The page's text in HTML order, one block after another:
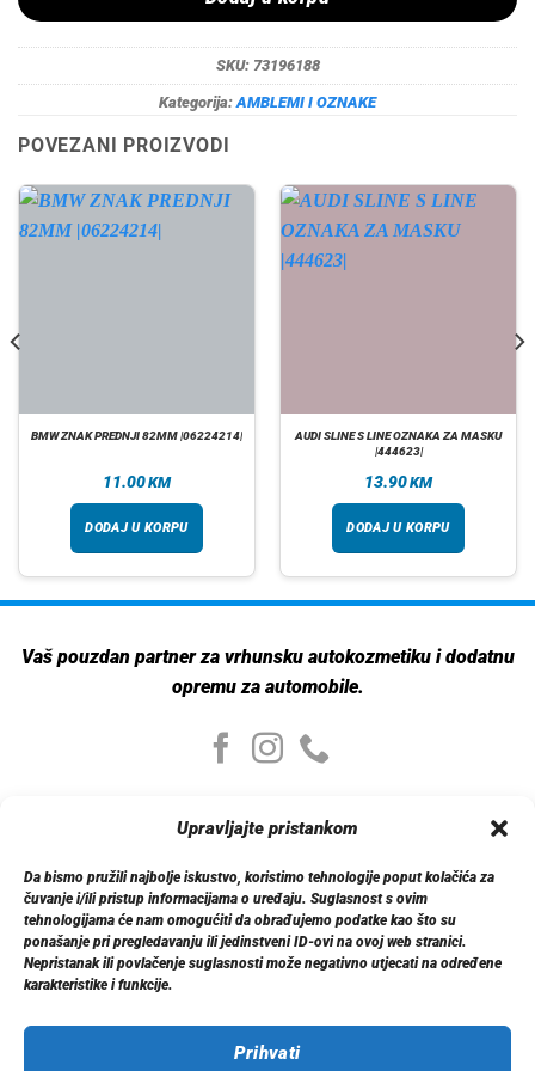
Upravljajte pristankom
Da bismo pružili najbolje iskustvo, koristimo tehnologije poput kolačića za
čuvanje i/ili pristup informacijama o uređaju. Suglasnost s ovim
tehnologijama će nam omogućiti da obrađujemo podatke kao što su
ponašanje pri pregledavanju ili jedinstveni ID-ovi na ovoj web stranici.
Nepristanak ili povlačenje suglasnosti može negativno utjecati na određene
karakteristike i funkcije.
Prihvati
SKU: 73196188
Kategorija: AMBLEMI I OZNAKE
POVEZANI PROIZVODI
BMW ZNAK PREDNJI 82MM |06224214|
11.00KM
DODAJ U KORPU
AUDI SLINE S LINE OZNAKA ZA MASKU
|444623|
13.90KM
DODAJ U KORPU
Vaš pouzdan partner za vrhunsku autokozmetiku i dodatnu
opremu za automobile.
Moj nalog
Moj nalog
Moje narudžbe
Detalji računa
Log out
Informacije
Politika privatnosti